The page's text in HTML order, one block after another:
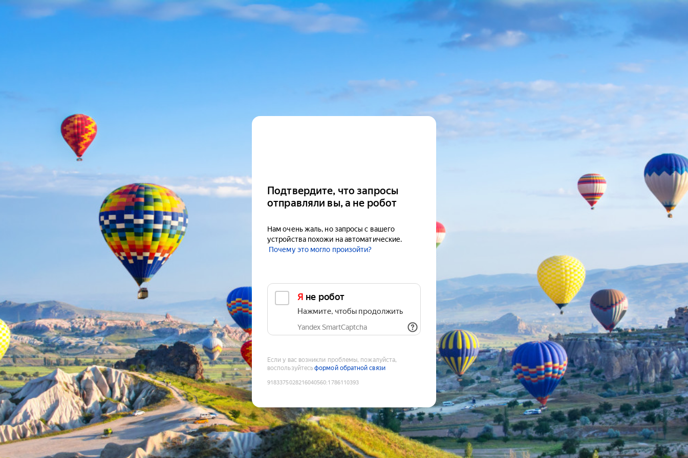
Подтвердите, что запросы
отправляли вы, а не робот
Нам очень жаль, но запросы с вашего
устройства похожи на автоматические.
Почему это могло произойти?
Я не робот
Нажмите, чтобы продолжить
Yandex SmartCaptcha
Если у вас возникли проблемы, пожалуйста,
воспользуйтесьформой обратной связи
9183375028216040560:1786110393